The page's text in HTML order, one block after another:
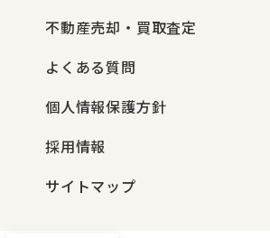
不動産売却・買取査定
よくある質問
個人情報保護方針
採用情報
サイトマップ